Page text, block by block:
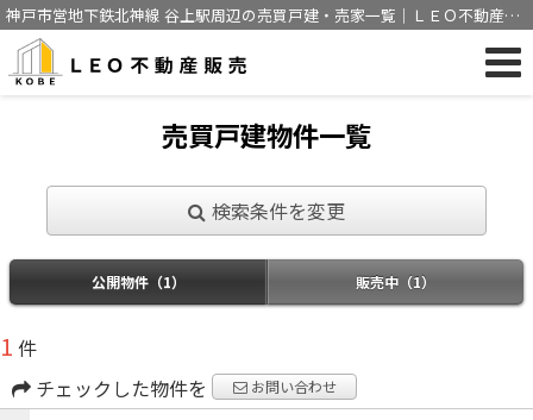
神戸市営地下鉄北神線 谷上駅周辺の売買戸建・売家一覧｜ＬＥＯ不動産販
売 ウィズアス神戸株式会社
売買戸建物件一覧
検索条件を変更
公開物件（1） 販売中（1）
1 件
チェックした物件を
お問い合わせ